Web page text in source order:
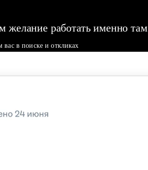
желание работать именно там
в поиске и откликах